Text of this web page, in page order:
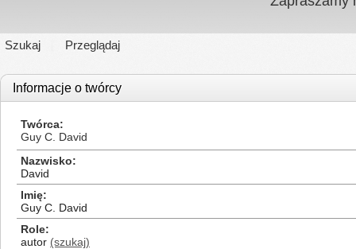
Szukaj Przeglądaj
Informacje o twórcy
Twórca
Guy C. David
Nazwisko
David
Imię
Guy C. David
Role
autor (szukaj)